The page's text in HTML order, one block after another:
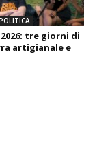
tre giorni di
artigianale e